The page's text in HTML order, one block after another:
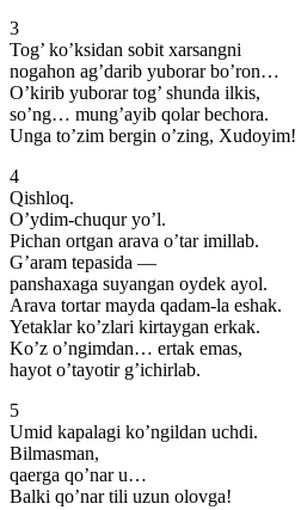
3
Tog’ ko’ksidan sobit xarsangni
nogahon ag’darib yuborar bo’ron…
O’kirib yuborar tog’ shunda ilkis,
so’ng… mung’ayib qolar bechora.
Unga to’zim bergin o’zing, Xudoyim!
4
Qishloq.
O’ydim-chuqur yo’l.
Pichan ortgan arava o’tar imillab.
G’aram tepasida —
panshaxaga suyangan oydek ayol.
Arava tortar mayda qadam-la eshak.
Yetaklar ko’zlari kirtaygan erkak.
Ko’z o’ngimdan… ertak emas,
hayot o’tayotir g’ichirlab.
5
Umid kapalagi ko’ngildan uchdi.
Bilmasman,
qaerga qo’nar u…
Balki qo’nar tili uzun olovga!